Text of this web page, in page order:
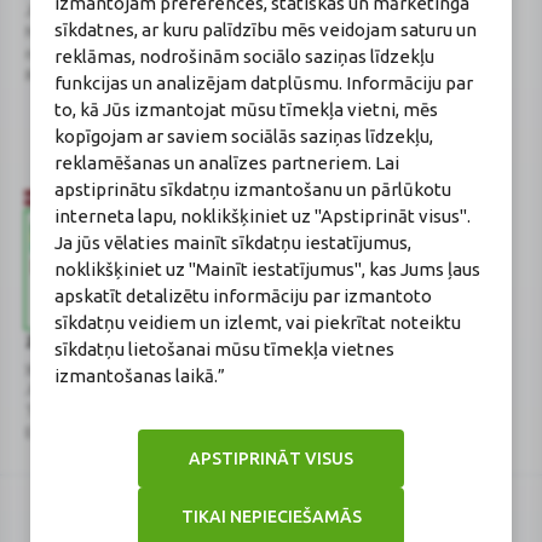
sīkdatnes, ar kuru palīdzību mēs veidojam saturu un
reklāmas, nodrošinām sociālo saziņas līdzekļu
funkcijas un analizējam datplūsmu. Informāciju par
to, kā Jūs izmantojat mūsu tīmekļa vietni, mēs
kopīgojam ar saviem sociālās saziņas līdzekļu,
reklamēšanas un analīzes partneriem. Lai
apstiprinātu sīkdatņu izmantošanu un pārlūkotu
interneta lapu, noklikšķiniet uz "Apstiprināt visus".
Ja jūs vēlaties mainīt sīkdatņu iestatījumus,
noklikšķiniet uz "Mainīt iestatījumus", kas Jums ļaus
apskatīt detalizētu informāciju par izmantoto
sīkdatņu veidiem un izlemt, vai piekrītat noteiktu
sīkdatņu lietošanai mūsu tīmekļa vietnes
izmantošanas laikā.”
TIKAI NEPIECIEŠAMĀS
APSTIPRINĀT VISUS
Juridiskā adrese / Faktiskā adrese:
Noliktavu iela 5, Dreiliņi, Stopiņu
novads, LV-2130
Reģistrācijas Nr.: 40003252167
Licences numurs: A00010
E-aptiekas kontakti
Aptiekas vadītāja:
Sertificēta farmaceite: Jeļena
Gončarova
Reģistrācijas Nr.: F-0834
Sertifikāta Nr.: 215.2025
Zāļu valsts aģentūra
www.zva.gov.lv
E-pasts: info@zva.gov.lv
Veselības inspekcija
E-pasts: vi@vi.gov.lv